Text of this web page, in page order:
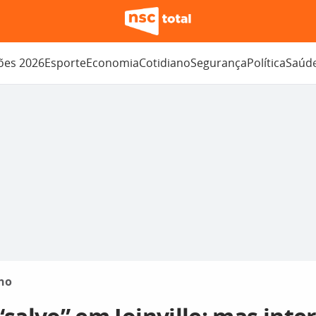
2026EsporteEconomiaCotidianoSegurançaPolítica